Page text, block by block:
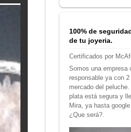
100% de
de tu joyeria.
Certificados por
Somos una empresa
responsable ya con 2
mercado del
plata está segura y
Mira, ya hasta
¿Que será?.